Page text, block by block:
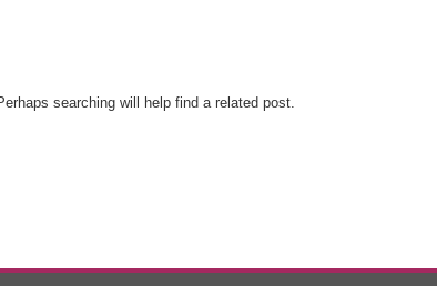
searching will help find a related post.